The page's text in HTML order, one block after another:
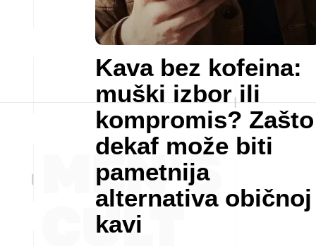
Kava bez kofeina:
muški izbor ili
kompromis? Zašto
dekaf može biti
pametnija
alternativa običnoj
kavi